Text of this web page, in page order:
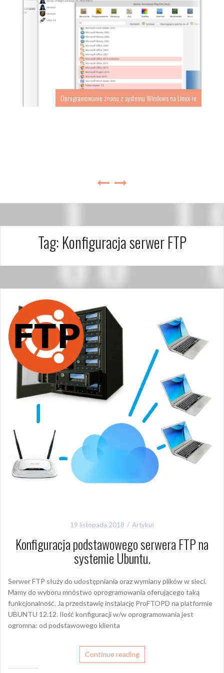
Oprogramowanie znane z systemu Windows na Linux-ie
Tag: Konfiguracja serwer FTP
19 listopada 2018 Artykuł
Konfiguracja podstawowego serwera FTP na
systemie Ubuntu.
Serwer FTP służy do udostępniania oraz wymiany plików w sieci.
Mamy do wyboru mnóstwo oprogramowania oferującego taką
funkcjonalność. Ja przedstawię instalację ProFTOPD na platformie
UBUNTU 12.12. Ilość konfiguracji w/w oprogramowania jest
ogromna: od podstawowego klienta
Continue reading